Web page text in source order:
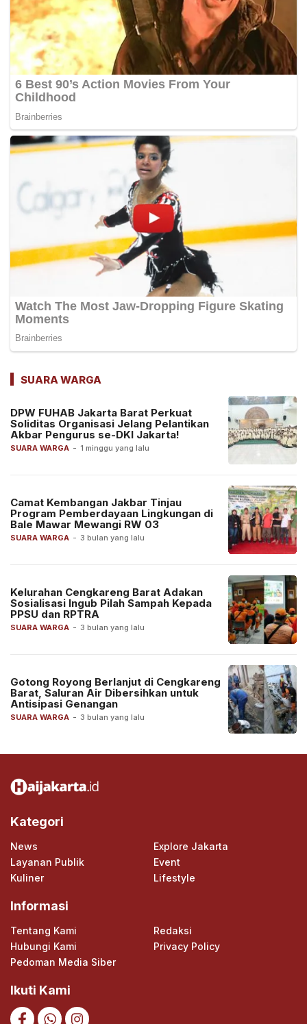
SUARA WARGA
SUARA WARGA - 1 minggu yang lalu
DPW FUHAB Jakarta Barat Perkuat
Soliditas Organisasi Jelang Pelantikan
Akbar Pengurus se-DKI Jakarta!
SUARA WARGA - 3 bulan yang lalu
Camat Kembangan Jakbar Tinjau
Program Pemberdayaan Lingkungan di
Bale Mawar Mewangi RW 03
SUARA WARGA - 3 bulan yang lalu
Kelurahan Cengkareng Barat Adakan
Sosialisasi Ingub Pilah Sampah Kepada
PPSU dan RPTRA
SUARA WARGA - 3 bulan yang lalu
Gotong Royong Berlanjut di Cengkareng
Barat, Saluran Air Dibersihkan untuk
Antisipasi Genangan
Kategori
News
Explore Jakarta
Layanan Publik
Event
Kuliner
Lifestyle
Informasi
Tentang Kami
Redaksi
Hubungi Kami
Privacy Policy
Pedoman Media Siber
Ikuti Kami